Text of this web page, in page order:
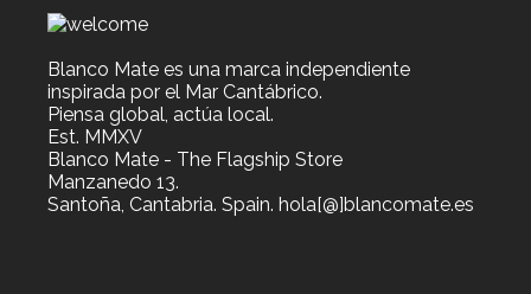
Blanco Mate es una marca independiente
inspirada por el Mar Cantábrico.
Piensa global, actúa local.
Est. MMXV
Blanco Mate - The Flagship Store
Manzanedo 13.
Santoña, Cantabria. Spain. hola[@]blancomate.es